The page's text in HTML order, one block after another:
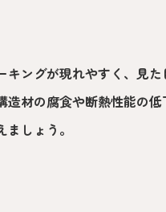
ングが現れやすく、見
材の腐食や断熱性能の
しょう。